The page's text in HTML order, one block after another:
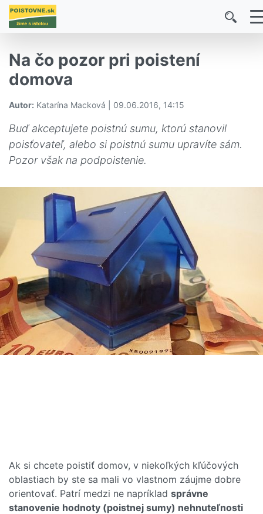
Na čo pozor pri poistení
domova
Autor: Katarína Macková | 09.06.2016, 14:15
Buď akceptujete poistnú sumu, ktorú stanovil
poisťovateľ, alebo si poistnú sumu upravíte sám.
Pozor však na podpoistenie.
Ak si chcete poistiť domov, v niekoľkých kľúčových
oblastiach by ste sa mali vo vlastnom záujme dobre
orientovať. Patrí medzi ne napríklad správne
stanovenie hodnoty (poistnej sumy) nehnuteľnosti